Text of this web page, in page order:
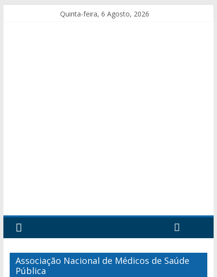
Quinta-feira, 6 Agosto, 2026
Associação Nacional de Médicos de Saúde
Pública